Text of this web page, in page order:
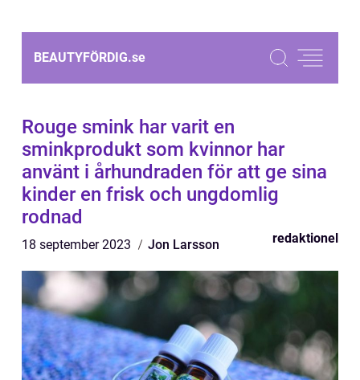
BEAUTYFÖRDIG.se
Rouge smink har varit en
sminkprodukt som kvinnor har
använt i århundraden för att ge sina
kinder en frisk och ungdomlig
rodnad
18 september 2023 Jon Larsson redaktionel